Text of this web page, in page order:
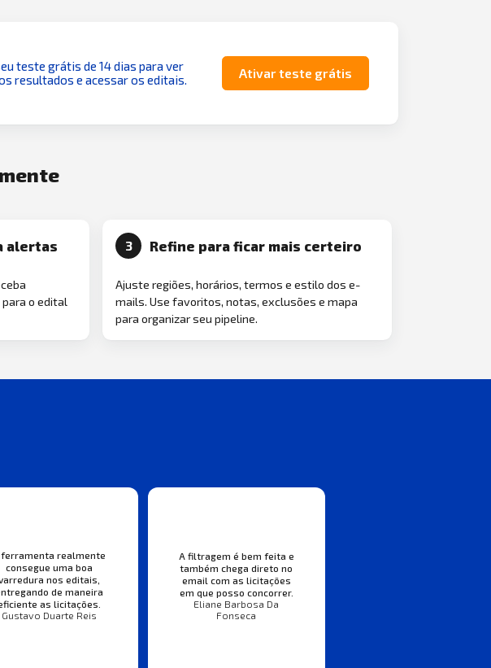
teste grátis de 14 dias para ver
resultados e acessar os editais.
Ativar teste grátis
alertas
o edital
3 Refine para ficar mais certeiro
Ajuste regiões, horários, termos e estilo dos e-
mails. Use favoritos, notas, exclusões e mapa
para organizar seu pipeline.
ferramenta realmente
consegue uma boa
nos editais,
de maneira
as licitações.
Gustavo Duarte Reis
A filtragem é bem feita e
também chega direto no
email com as licitações
em que posso concorrer.
Eliane Barbosa Da
Fonseca